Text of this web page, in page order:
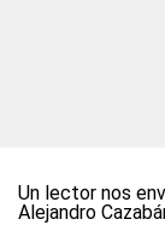
Un lector nos
Alejandro